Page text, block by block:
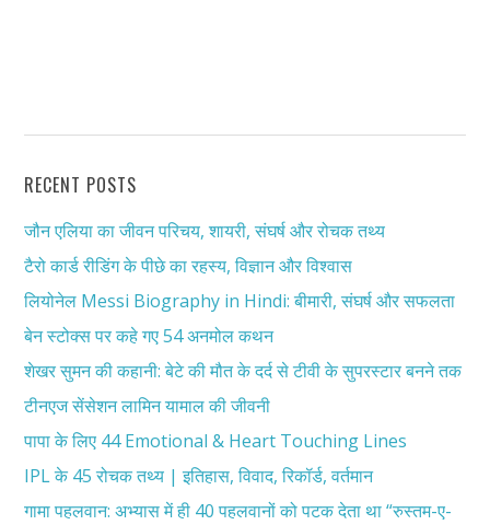
RECENT POSTS
जौन एलिया का जीवन परिचय, शायरी, संघर्ष और रोचक तथ्य
टैरो कार्ड रीडिंग के पीछे का रहस्य, विज्ञान और विश्वास
लियोनेल Messi Biography in Hindi: बीमारी, संघर्ष और सफलता
बेन स्टोक्स पर कहे गए 54 अनमोल कथन
शेखर सुमन की कहानी: बेटे की मौत के दर्द से टीवी के सुपरस्टार बनने तक
टीनएज सेंसेशन लामिन यामाल की जीवनी
पापा के लिए 44 Emotional & Heart Touching Lines
IPL के 45 रोचक तथ्य | इतिहास, विवाद, रिकॉर्ड, वर्तमान
गामा पहलवान: अभ्यास में ही 40 पहलवानों को पटक देता था “रुस्तम-ए-